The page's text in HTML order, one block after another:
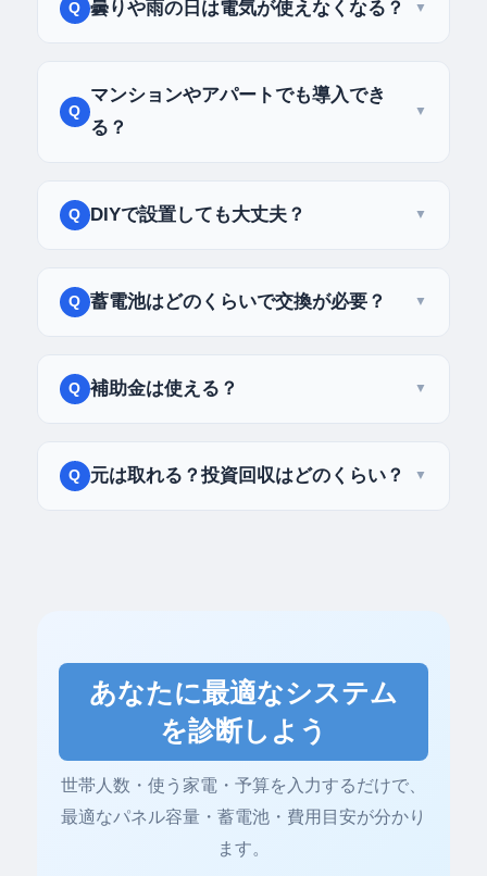
曇りや雨の日は電気が使えなくなる？
曇天なら問題ありません。ハイブリッド型なら
不足分を商用電力で自動補完します。完全オフ
す。
マンションやアパートでも導入でき
る？
ブル電源を置く「ベランダ発電」なら工事不要
現実的です。本格的なオフグリッドは戸建て向
DIYで設置しても大丈夫？
は資格不要で自分で施工できます。ただし、
み電気工事士に依頼するのが現実的です。
蓄電池はどのくらいで交換が必要？
以上＝約8〜10年が目安。鉛蓄電池は500〜
ためトータルコストは最安です。
補助金は使える？
導入支援事業」や、自治体独自の補助金制度が
元は取れる？投資回収はどのくらい？
あなたに最適なシステム
を診断しよう
世帯人数・使う家電・予算を入力するだけで、
最適なパネル容量・蓄電池・費用目安が分かり
ます。